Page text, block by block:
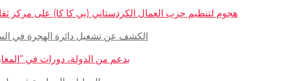
هجوم لتنظيم حزب العمال الكردستاني (بي كا كا) على مركز ثقافيّ تركيّ في
الكشف عن تشغيل دائرة الهجرة في السويد للاجئين
بدعم من الدولة، دورات في “المغازلة”